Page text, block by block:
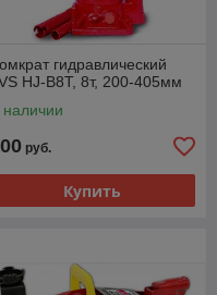
гидравлический
HJ-B8T, 8т, 200-405мм
наличии
руб.
Купить